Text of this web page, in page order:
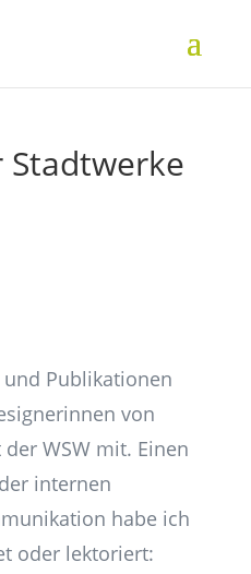
und Publikationen
von
WSW mit. Einen
internen
habe ich
oder lektoriert: